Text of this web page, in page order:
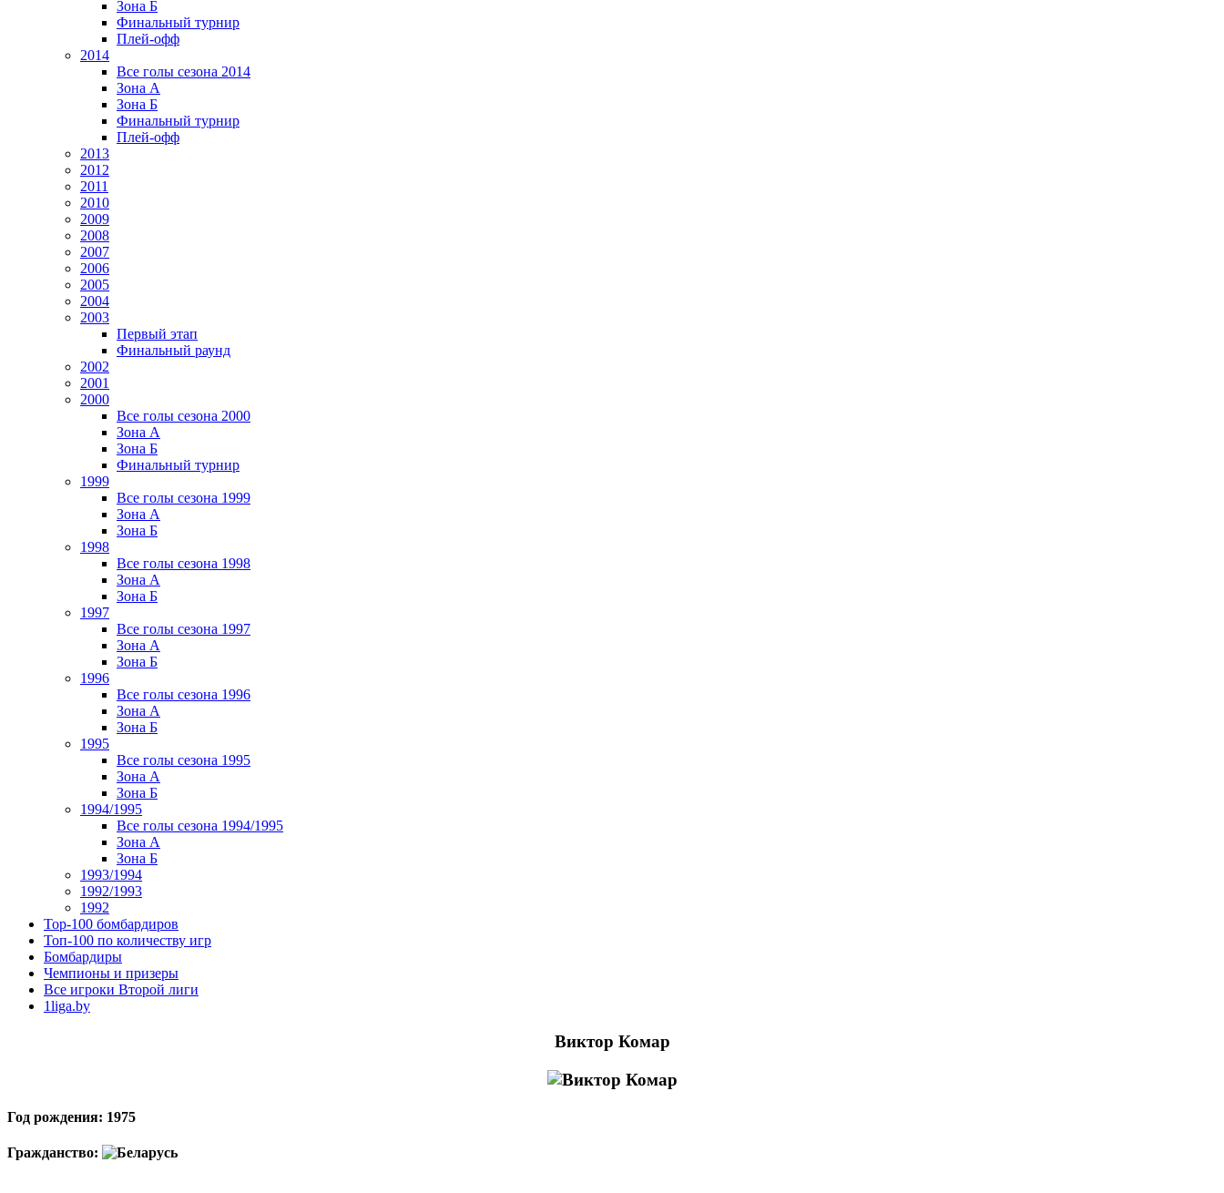
Зона Б
Финальный турнир
Плей-офф
2014
Все голы сезона 2014
Зона А
Зона Б
Финальный турнир
Плей-офф
2013
2012
2011
2010
2009
2008
2007
2006
2005
2004
2003
Первый этап
Финальный раунд
2002
2001
2000
Все голы сезона 2000
Зона А
Зона Б
Финальный турнир
1999
Все голы сезона 1999
Зона А
Зона Б
1998
Все голы сезона 1998
Зона А
Зона Б
1997
Все голы сезона 1997
Зона А
Зона Б
1996
Все голы сезона 1996
Зона А
Зона Б
1995
Все голы сезона 1995
Зона А
Зона Б
1994/1995
Все голы сезона 1994/1995
Зона А
Зона Б
1993/1994
1992/1993
1992
Top-100 бомбардиров
Топ-100 по количеству игр
Бомбардиры
Чемпионы и призеры
Все игроки Второй лиги
1liga.by
Виктор Комар
Год рождения: 1975
Гражданство: